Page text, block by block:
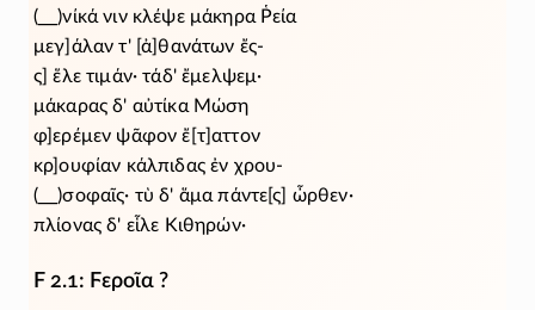
(⸏)νίκά νιν κλέψε μάκηρα Ῥεία
μεγ]άλαν τ' [ἀ]θανάτων ἔς-
ς] ἕλε τιμάν· τάδ' ἔμελψεμ·
μάκαρας δ' αὐτίκα Μώση
φ]ερέμεν ψᾶφον ἔ[τ]αττον
κρ]ουφίαν κάλπιδας ἐν χρου-
(⸏)σοφαῖς· τὺ δ' ἅμα πάντε[ς] ὦρθεν·
πλίονας δ' εἷλε Κιθηρών·
F 2.1: Ϝεροῖα ?